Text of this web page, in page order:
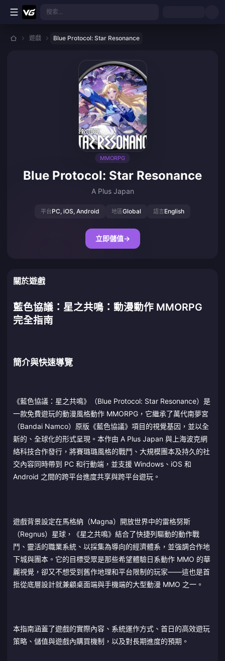
跳至主要內容
搜索...
遊戲 Blue Protocol: Star Resonance
MMORPG
Blue Protocol: Star Resonance
A Plus Japan
平台PC, iOS, Android 地區Global 語言English
立即儲值→
關於遊戲
藍色協議：星之共鳴：動漫動作 MMORPG
完全指南
簡介與快速導覽
《藍色協議：星之共鳴》（Blue Protocol: Star Resonance）是
一款免費遊玩的動漫風格動作 MMORPG，它繼承了萬代南夢宮
（Bandai Namco）原版《藍色協議》項目的視覺基因，並以全
新的、全球化的形式呈現。本作由 A Plus Japan 與上海波克網
絡科技合作發行，將賽璐璐風格的戰鬥、大規模團本及持久的社
交內容同時帶到 PC 和行動端，並支援 Windows、iOS 和
Android 之間的跨平台進度共享與跨平台遊玩。
遊戲背景設定在馬格納（Magna）開放世界中的雷格努斯
（Regnus）星球，《星之共鳴》結合了快捷列驅動的動作戰
鬥、靈活的職業系統、以採集為導向的經濟體系，並強調合作地
下城與團本。它的目標受眾是那些希望體驗日系動作 MMO 的華
麗視覺，卻又不想受到舊作地理和平台限制的玩家——這也是首
批從底層設計就兼顧桌面端與手機端的大型動漫 MMO 之一。
本指南涵蓋了遊戲的實際內容、系統運作方式、首日的高效遊玩
策略、儲值與遊戲內購買機制，以及對長期進度的預期。